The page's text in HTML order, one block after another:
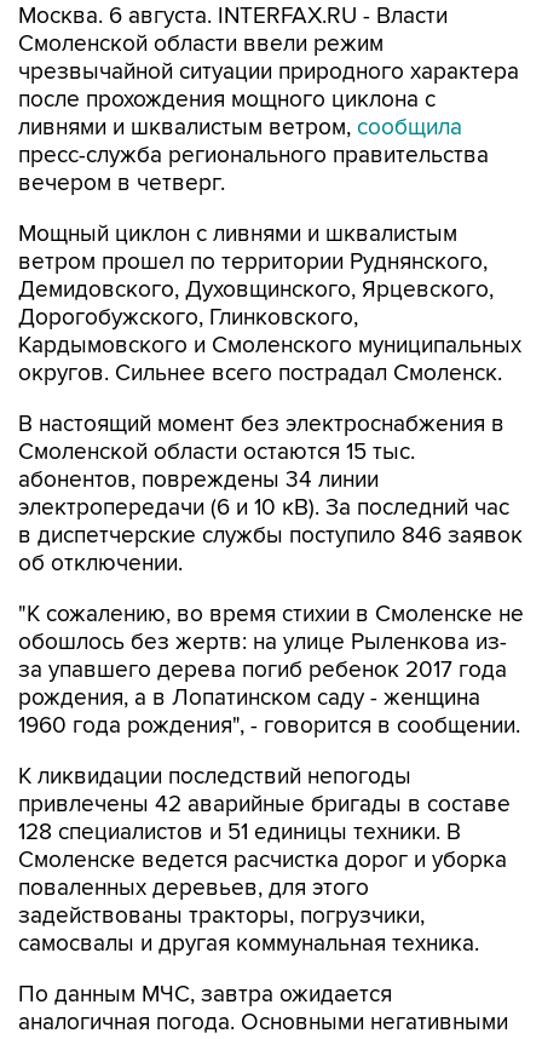
Москва. 6 августа. INTERFAX.RU - Власти
Смоленской области ввели режим
чрезвычайной ситуации природного характера
после прохождения мощного циклона с
ливнями и шквалистым ветром, сообщила
пресс-служба регионального правительства
вечером в четверг.
Мощный циклон с ливнями и шквалистым
ветром прошел по территории Руднянского,
Демидовского, Духовщинского, Ярцевского,
Дорогобужского, Глинковского,
Кардымовского и Смоленского муниципальных
округов. Сильнее всего пострадал Смоленск.
В настоящий момент без электроснабжения в
Смоленской области остаются 15 тыс.
абонентов, повреждены 34 линии
электропередачи (6 и 10 кВ). За последний час
в диспетчерские службы поступило 846 заявок
об отключении.
"К сожалению, во время стихии в Смоленске не
обошлось без жертв: на улице Рыленкова из-
за упавшего дерева погиб ребенок 2017 года
рождения, а в Лопатинском саду - женщина
1960 года рождения", - говорится в сообщении.
К ликвидации последствий непогоды
привлечены 42 аварийные бригады в составе
128 специалистов и 51 единицы техники. В
Смоленске ведется расчистка дорог и уборка
поваленных деревьев, для этого
задействованы тракторы, погрузчики,
самосвалы и другая коммунальная техника.
По данным МЧС, завтра ожидается
аналогичная погода. Основными негативными